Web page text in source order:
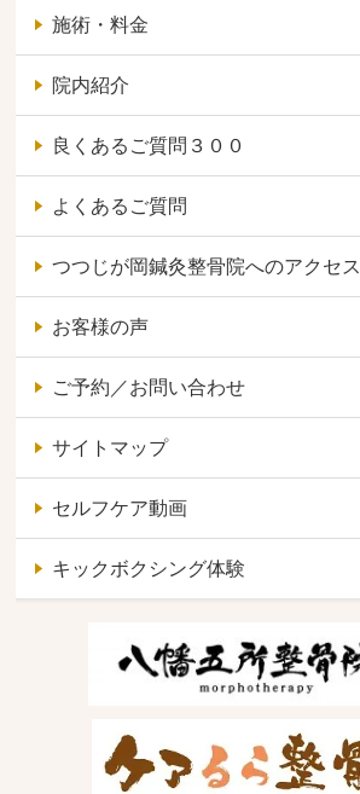
施術・料金
院内紹介
良くあるご質問３００
よくあるご質問
つつじが岡鍼灸整骨院へのアクセス
お客様の声
ご予約／お問い合わせ
サイトマップ
セルフケア動画
キックボクシング体験